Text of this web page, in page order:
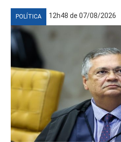
POLÍTICA 12h48 de 07/08/2026